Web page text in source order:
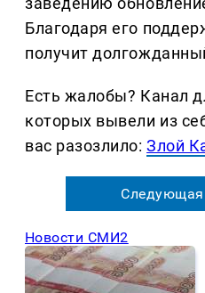
Благодаря его
получит
Есть жалобы? Канал
которых вывели из
вас разозлило:Злой
Следующая
Новости СМИ2